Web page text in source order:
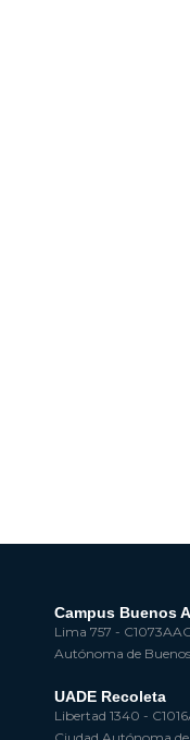
Campus Buenos
Lima 757 -
Autónoma de
UADE Recoleta
Libertad 1340 -